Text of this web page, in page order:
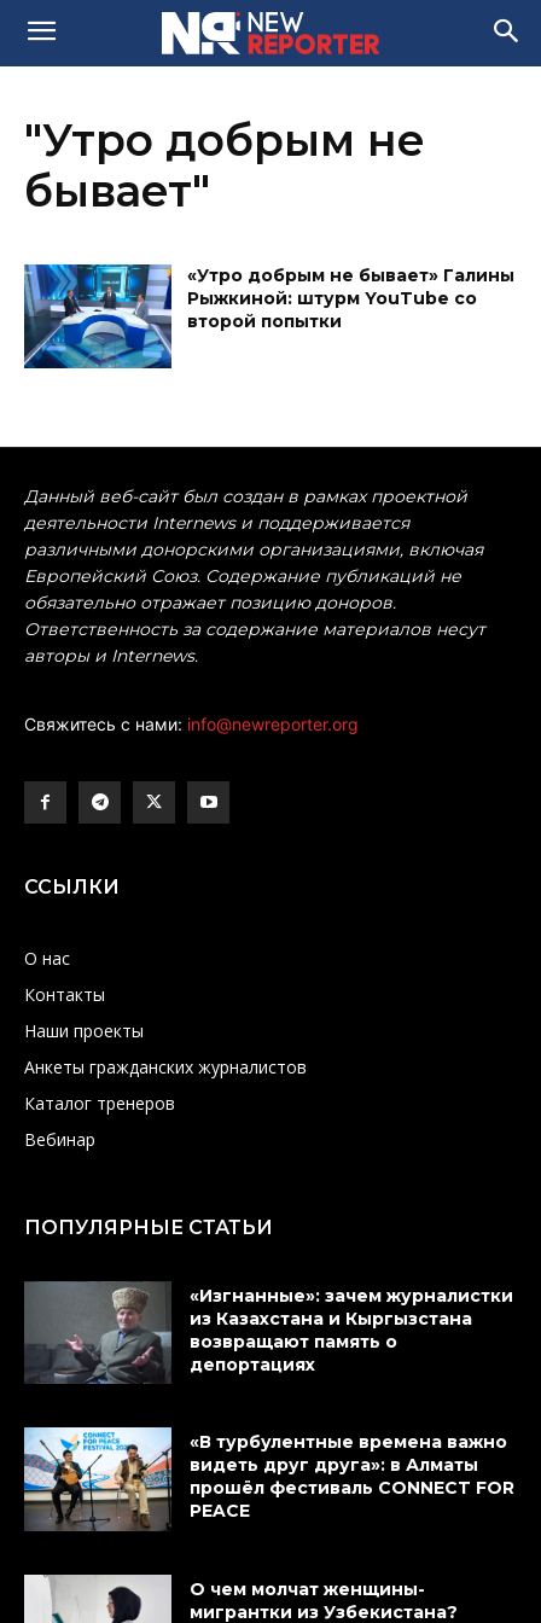
"Утро добрым не
бывает"
«Утро добрым не бывает» Галины
Рыжкиной: штурм YouTube со
второй попытки
Данный веб-сайт был создан в рамках проектной
деятельности Internews и поддерживается
различными донорскими организациями, включая
Европейский Союз. Содержание публикаций не
обязательно отражает позицию доноров.
Ответственность за содержание материалов несут
авторы и Internews.
Свяжитесь с нами: info@newreporter.org
ССЫЛКИ
О нас
Контакты
Наши проекты
Анкеты гражданских журналистов
Каталог тренеров
Вебинар
ПОПУЛЯРНЫЕ СТАТЬИ
«Изгнанные»: зачем журналистки
из Казахстана и Кыргызстана
возвращают память о
депортациях
«В турбулентные времена важно
видеть друг друга»: в Алматы
прошёл фестиваль CONNECT FOR
PEACE
О чем молчат женщины-
мигрантки из Узбекистана?